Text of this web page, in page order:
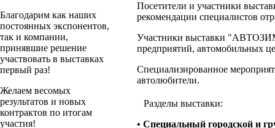
Благодарим как наших
постоянных экспонентов,
так и компании,
принявшие решение
участвовать в выставках
первый раз!
Желаем весомых
результатов и новых
контрактов по итогам
участия!
Посетители и участники
рекомендации специалистов
Участники выставки
предприятий, автомобильных
Специализированное
автолюбители.
Разделы выставки:
• Специальный городской и